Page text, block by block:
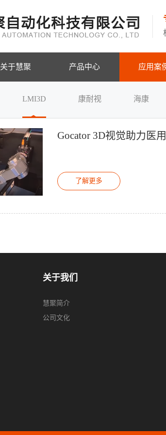
关于慧聚 产品中心 应用案
LMI3D 康耐视 海康
Gocator 3D视觉助力医
了解更多
关于我们
慧聚简介
公司文化